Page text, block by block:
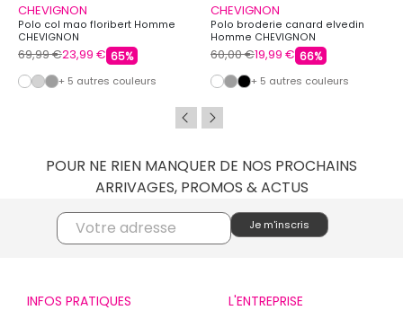
CHEVIGNON
Polo col mao floribert Homme
CHEVIGNON
69,99 €23,99 € 65%
+ 5 autres couleurs
CHEVIGNON
Polo broderie canard elvedin
Homme CHEVIGNON
60,00 €19,99 € 66%
+ 5 autres couleurs
POUR NE RIEN MANQUER DE NOS PROCHAINS
ARRIVAGES, PROMOS & ACTUS
INFOS PRATIQUES L'ENTREPRISE